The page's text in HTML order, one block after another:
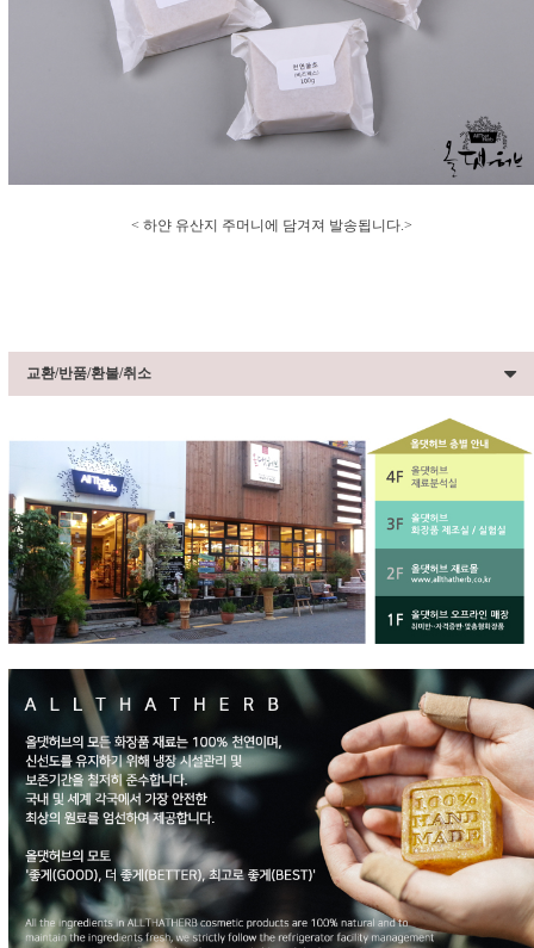
< 하얀 유산지 주머니에 담겨져 발송됩니다.>
교환/반품/환불/취소